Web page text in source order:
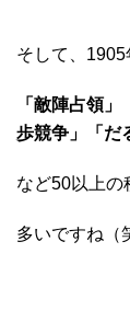
そして、1905
「敵陣占領
歩競争」「だ
など50以上の
多いですね（